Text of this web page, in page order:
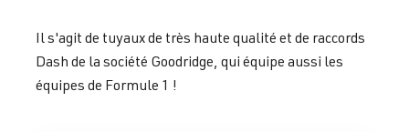
Il s'agit de tuyaux de très haute qualité et de raccords
Dash de la société Goodridge, qui équipe aussi les
équipes de Formule 1 !